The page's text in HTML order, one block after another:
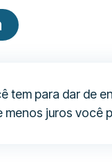
tem para dar de
menos juros você